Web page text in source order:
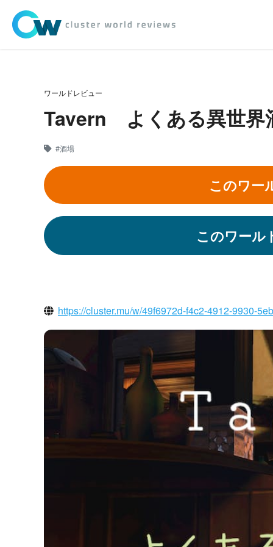
ワールドレビュー
Tavern よくある異世界
#酒場
このワー
このワール
https://cluster.mu/w/49f6972d-f4c2-4912-9930-